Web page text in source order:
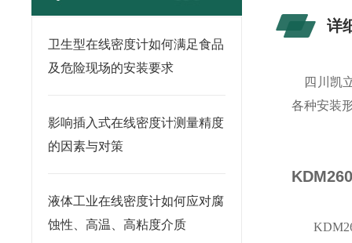
卫生型在线密度计如何满足食品
及危险现场的安装要求
影响插入式在线密度计测量精度
的因素与对策
液体工业在线密度计如何应对腐
蚀性、高温、高粘度介质
详
四川凯
各种安装